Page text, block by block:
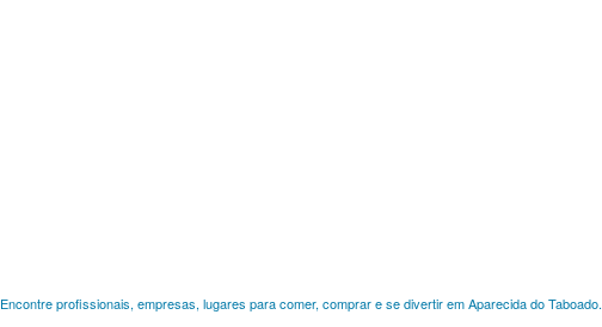
Encontre profissionais, empresas, lugares para comer, comprar e se divertir em Aparecida do Taboado.